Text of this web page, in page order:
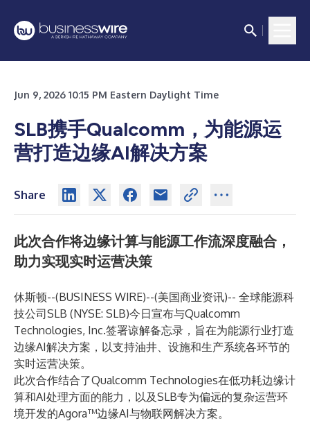
Jun 9, 2026 10:15 PM Eastern Daylight Time
SLB携手Qualcomm，为能源运
营打造边缘AI解决方案
Share
此次合作将边缘计算与能源工作流深度融合，
助力实现实时运营决策
休斯顿--(BUSINESS WIRE)--(美国商业资讯)-- 全球能源科
技公司SLB (NYSE: SLB)今日宣布与Qualcomm
Technologies, Inc.签署谅解备忘录，旨在为能源行业打造
边缘AI解决方案，以支持油井、设施和生产系统各环节的
实时运营决策。
此次合作结合了Qualcomm Technologies在低功耗边缘计
算和AI处理方面的能力，以及SLB专为偏远的复杂运营环
境开发的Agora™边缘AI与物联网解决方案。